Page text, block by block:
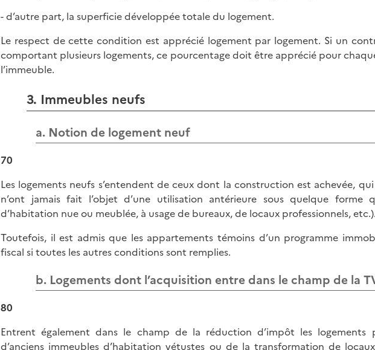
- d’autre part, la superficie développée totale du logement.
Le respect de cette condition est apprécié logement par logement. Si un
comportant plusieurs logements, ce pourcentage doit être apprécié pour
l’immeuble.
3. Immeubles neufs
a. Notion de logement neuf
70
Les logements neufs s’entendent de ceux dont la construction est achevée,
n’ont jamais fait l’objet d’une utilisation antérieure sous quelque
d’habitation nue ou meublée, à usage de bureaux, de locaux professionnels, etc.).
Toutefois, il est admis que les appartements témoins d’un programme
fiscal si toutes les autres conditions sont remplies.
b. Logements dont l’acquisition entre dans le champ de la
80
Entrent également dans le champ de la réduction d’impôt les logements
d’anciens immeubles d’habitation vétustes ou de la transformation de